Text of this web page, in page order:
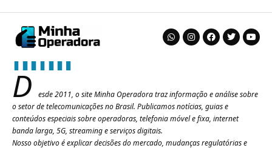
D
esde 2011, o site Minha Operadora traz informação e análise sobre
o setor de telecomunicações no Brasil. Publicamos notícias, guias e
conteúdos especiais sobre operadoras, telefonia móvel e fixa, internet
banda larga, 5G, streaming e serviços digitais.
Nosso objetivo é explicar decisões do mercado, mudanças regulatórias e